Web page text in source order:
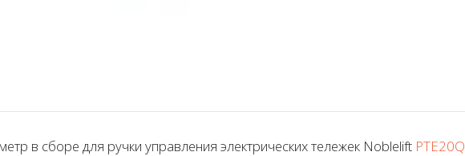
в сборе для ручки управления электрических тележек Noblelift PTE20Q